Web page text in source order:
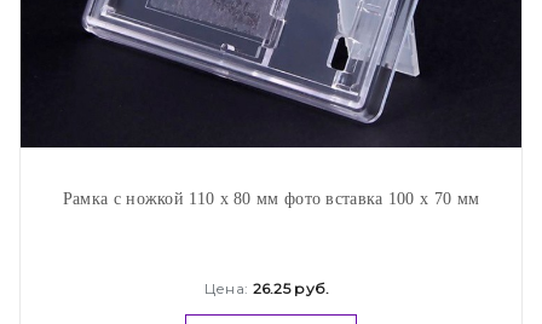
Рамка с ножкой 110 х 80 мм фото вставка 100 х 70 мм
Цена: 26.25 руб.